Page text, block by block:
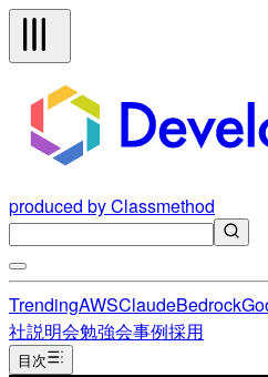
produced by Classmethod
TrendingAWSClaudeBedrock
社説明会勉強会事例採用
目次